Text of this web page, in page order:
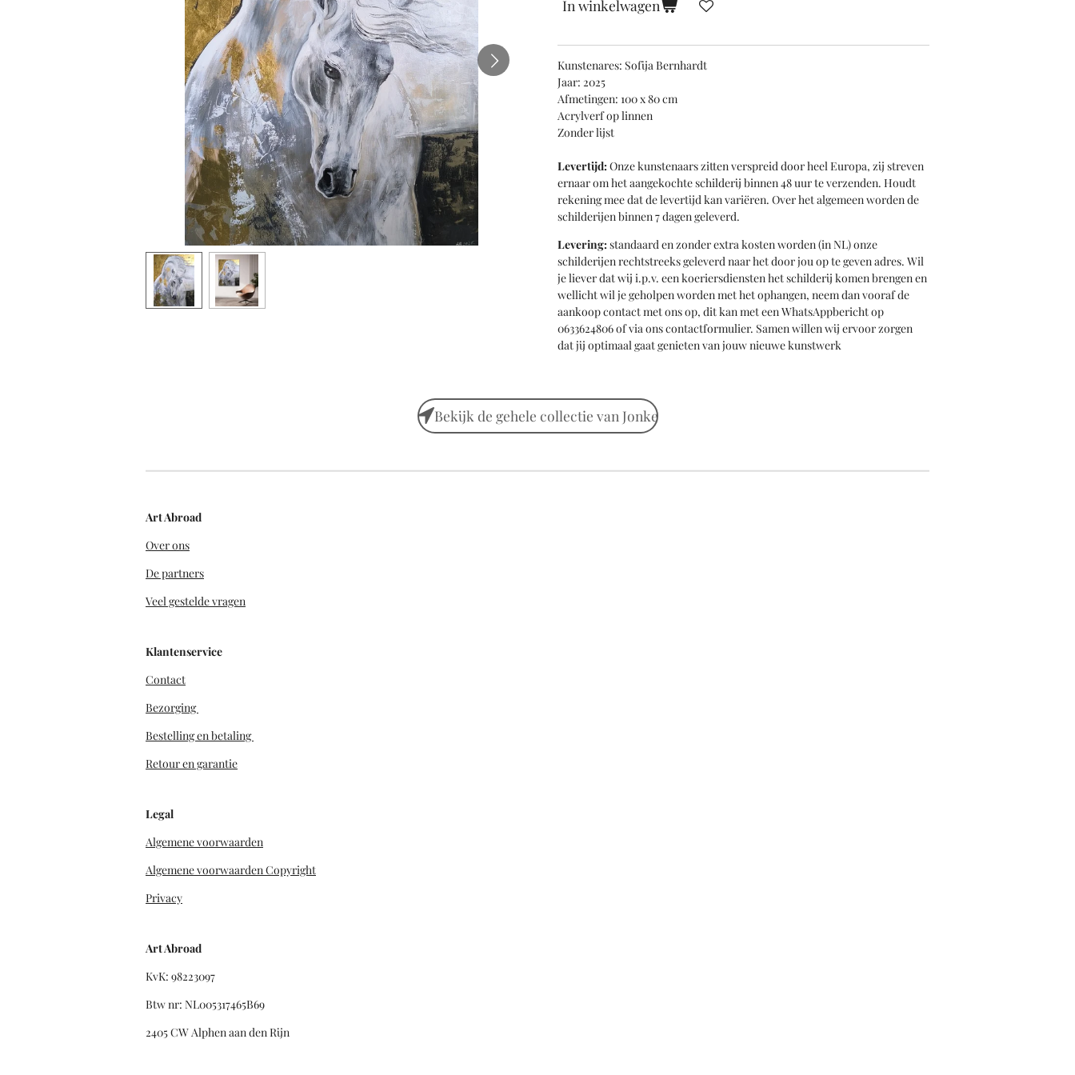
In winkelwagen
Kunstenares: Sofija Bernhardt
Jaar: 2025
Afmetingen: 100 x 80 cm
Acrylverf op linnen
Zonder lijst
Levertijd:Onze kunstenaars zitten verspreid door heel Europa, zij streven
ernaar om het aangekochte schilderij binnen 48 uur te verzenden. Houdt
rekening mee dat de levertijd kan variëren. Over het algemeen worden de
schilderijen binnen 7 dagen geleverd.
Levering:standaard en zonder extra kosten worden (in NL) onze
schilderijen rechtstreeks geleverd naar het door jou op te geven adres. Wil
je liever dat wij i.p.v. een koeriersdiensten het schilderij komen brengen en
wellicht wil je geholpen worden met het ophangen, neem dan vooraf de
aankoop contact met ons op, dit kan met een WhatsAppbericht op
0633624806 of via ons contactformulier. Samen willen wij ervoor zorgen
dat jij optimaal gaat genieten van jouw nieuwe kunstwerk
Bekijk de gehele collectie van Jonke
Art Abroad
Over ons
De partners
Veel gestelde vragen
Klantenservice
Contact
Bezorging
Bestelling en betaling
Retour en garantie
Legal
Algemene voorwaarden
Algemene voorwaarden Copyright
Privacy
Art Abroad
KvK: 98223097
Btw nr: NL005317465B69
2405 CW Alphen aan den Rijn